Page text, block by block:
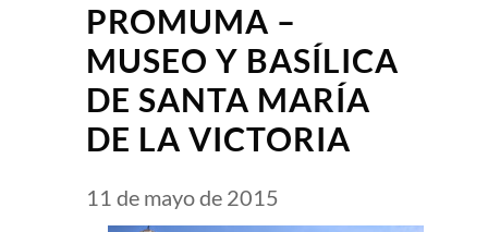
PROMUMA –
MUSEO Y BASÍLICA
DE SANTA MARÍA
DE LA VICTORIA
11 de mayo de 2015